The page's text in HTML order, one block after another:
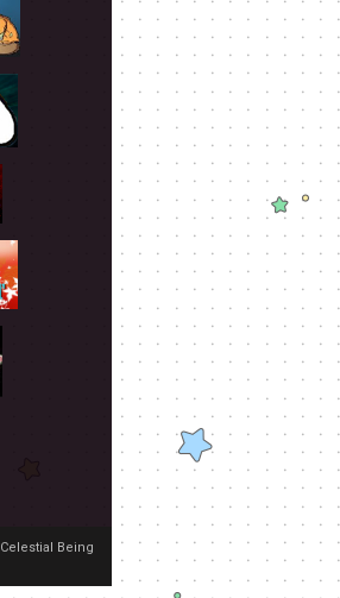
Celestial Being